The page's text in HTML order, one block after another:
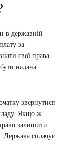
в державній
за
свої права.
надана
звернутися
Якщо ж
залишити
. Держава сплачує